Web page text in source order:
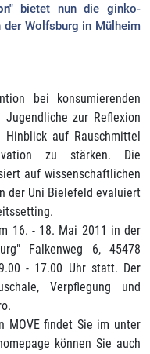
bietet nun die ginko-
der Wolfsburg in Mülheim
bei konsumierenden
zur Reflexion
auf Rauschmittel
zu stärken. Die
auf wissenschaftlichen
der Uni Bielefeld evaluiert
16. - 18. Mai 2011 in der
Falkenweg 6, 45478
- 17.00 Uhr statt. Der
Verpflegung und
MOVE findet Sie im unter
können Sie auch